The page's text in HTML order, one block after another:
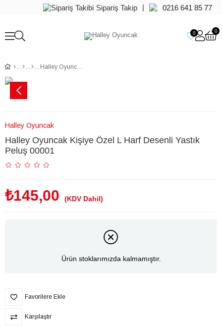
Sipariş Takip | 0216 641 85 77
0 0
Halley Oyuncak Kişiye Özel L Harf Desenli Yastık Peluş 00001
Halley Oyuncak
Halley Oyuncak Kişiye Özel L Harf Desenli Yastık
Peluş 00001
₺145,00 (KDV Dahil)
Ürün stoklarımızda kalmamıştır.
Favorilere Ekle
Karşılaştır